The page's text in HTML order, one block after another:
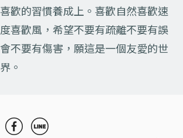
喜歡的習慣養成上。喜歡自然喜歡速
度喜歡風，希望不要有疏離不要有誤
會不要有傷害，願這是一個友愛的世
界。